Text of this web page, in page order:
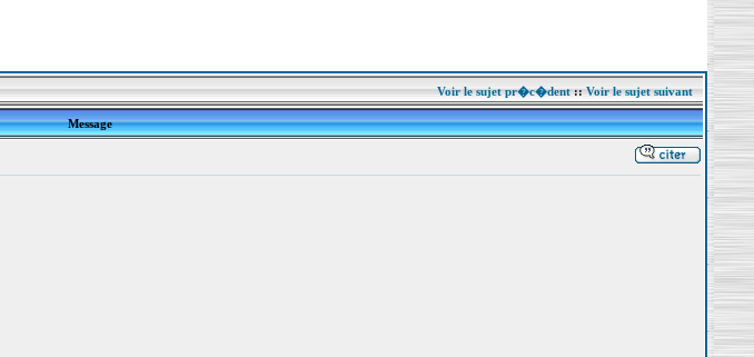
Voir le sujet pr�c�dent::Voir le sujet suivant
Message